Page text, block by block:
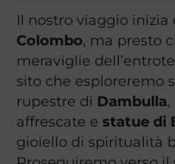
Il nostro viaggio inizia
Colombo, ma presto
meraviglie
sito che esploreremo
rupestre di Dambulla,
affrescate e statue di
gioiello di spiritualità